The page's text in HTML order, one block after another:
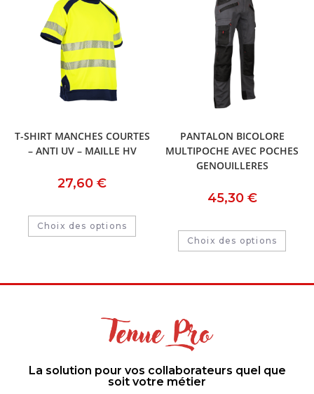
T-SHIRT MANCHES COURTES
– ANTI UV – MAILLE HV
27,60 €
Choix des options
PANTALON BICOLORE
MULTIPOCHE AVEC POCHES
GENOUILLERES
45,30 €
Choix des options
La solution pour vos collaborateurs quel que
soit votre métier